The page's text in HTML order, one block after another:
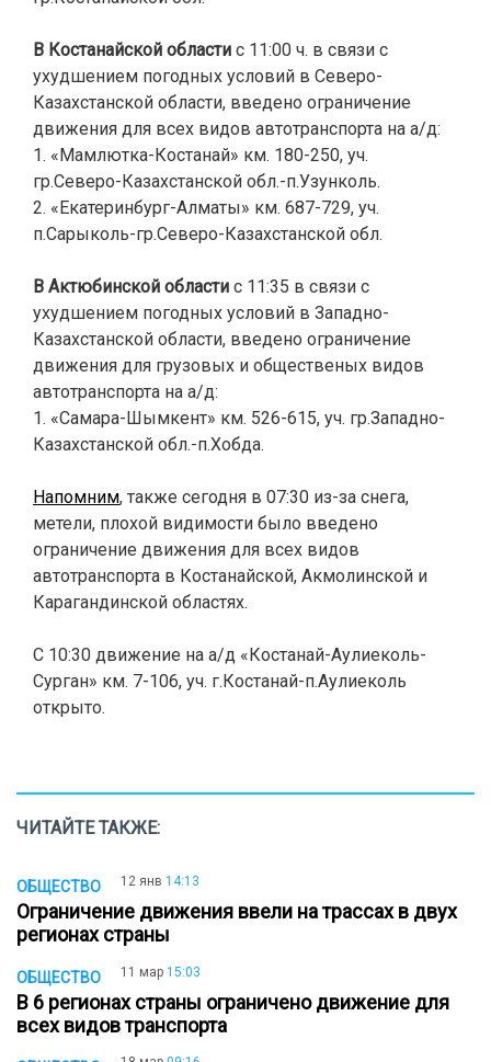
В Костанайской области с 11:00 ч. в связи с
ухудшением погодных условий в Северо-
Казахстанской области, введено ограничение
движения для всех видов автотранспорта на а/д:
1. «Мамлютка-Костанай» км. 180-250, уч.
гр.Северо-Казахстанской обл.-п.Узунколь.
2. «Екатеринбург-Алматы» км. 687-729, уч.
п.Сарыколь-гр.Северо-Казахстанской обл.
В Актюбинской области с 11:35 в связи с
ухудшением погодных условий в Западно-
Казахстанской области, введено ограничение
движения для грузовых и общественых видов
автотранспорта на а/д:
1. «Самара-Шымкент» км. 526-615, уч. гр.Западно-
Казахстанской обл.-п.Хобда.
Напомним, также сегодня в 07:30 из-за снега,
метели, плохой видимости было введено
ограничение движения для всех видов
автотранспорта в Костанайской, Акмолинской и
Карагандинской областях.
С 10:30 движение на а/д «Костанай-Аулиеколь-
Сурган» км. 7-106, уч. г.Костанай-п.Аулиеколь
открыто.
ЧИТАЙТЕ ТАКЖЕ:
ОБЩЕСТВО 12 янв 14:13
Ограничение движения ввели на трассах в двух
регионах страны
ОБЩЕСТВО 11 мар 15:03
В 6 регионах страны ограничено движение для
всех видов транспорта